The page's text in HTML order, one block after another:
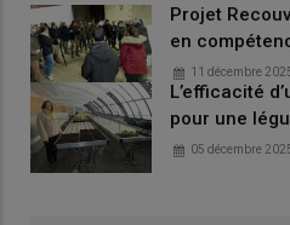
Projet
en
11 décembre
L’efficacité
pour une
05 décembre